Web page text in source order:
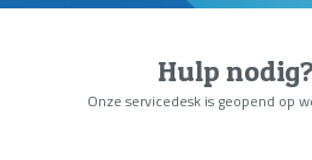
Hulp
Onze servicedesk is geopend op